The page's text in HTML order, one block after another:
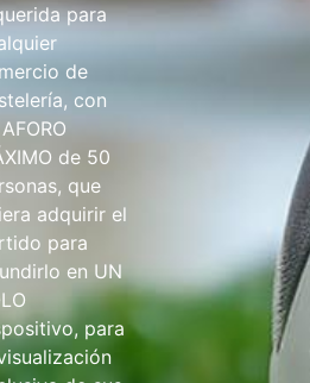
para
de
con
de 50
que
adquirir el
para
en UN
para